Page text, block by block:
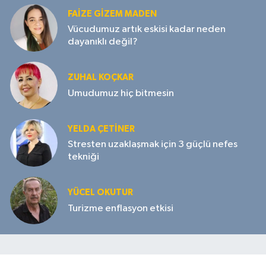
FAIZE GIZEM MADEN
Vücudumuz artık eskisi kadar neden
dayanıklı değil?
ZUHAL KOÇKAR
Umudumuz hiç bitmesin
YELDA ÇETİNER
Stresten uzaklaşmak için 3 güçlü nefes
tekniği
YÜCEL OKUTUR
Turizme enflasyon etkisi